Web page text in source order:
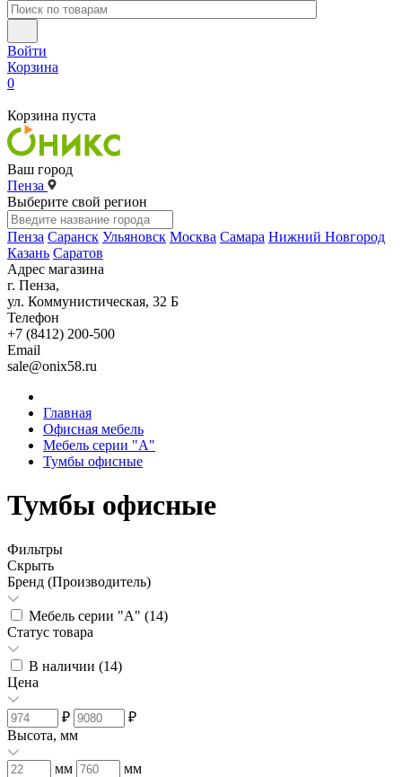
Войти
Корзина
0
Корзина пуста
Ваш город
Пенза
Выберите свой регион
Пенза Саранск Ульяновск Москва Самара Нижний Новгород
Казань Саратов
Адрес магазина
г. Пенза,
ул. Коммунистическая, 32 Б
Телефон
+7 (8412) 200-500
Email
sale@onix58.ru
Главная
Офисная мебель
Мебель серии "А"
Тумбы офисные
Тумбы офисные
Фильтры
Скрыть
Бренд (Производитель)
Мебель серии "А" (14)
Статус товара
В наличии (14)
Цена
₽
₽
Высота, мм
мм
мм